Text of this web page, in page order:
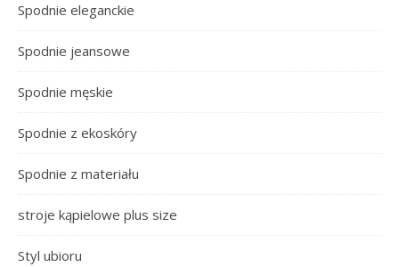
Spodnie eleganckie
Spodnie jeansowe
Spodnie męskie
Spodnie z ekoskóry
Spodnie z materiału
stroje kąpielowe plus size
Styl ubioru